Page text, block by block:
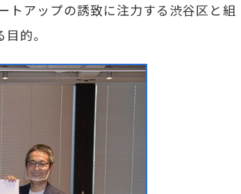
トアップの誘致に注力する渋谷区と組
的。